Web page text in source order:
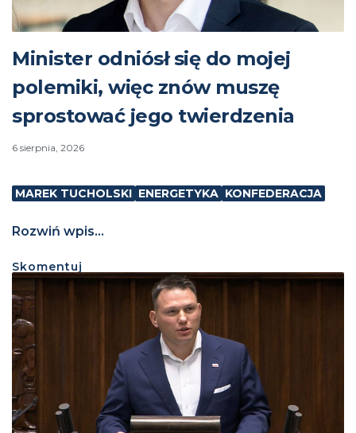
Minister odniósł się do mojej
polemiki, więc znów muszę
sprostować jego twierdzenia
6 sierpnia, 2026
MAREK TUCHOLSKI ENERGETYKA KONFEDERACJA
Rozwiń wpis...
Skomentuj